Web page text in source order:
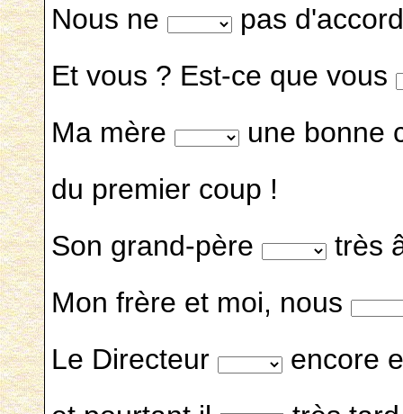
Nous ne
pas
Et vous ? Est-ce que vous
Ma mère
une bonne
du premier coup !
Son grand-père
très
Mon frère et moi, nous
Le Directeur
encore